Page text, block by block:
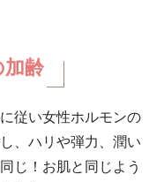
加齢
従い女性ホルモンの
、ハリや弾力、潤い
じ！お肌と同じよう